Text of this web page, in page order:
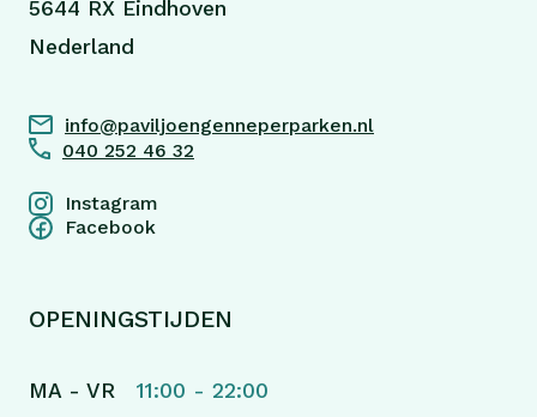
5644 RX Eindhoven
Nederland
info@paviljoengenneperparken.nl
040 252 46 32
Instagram
Facebook
OPENINGSTIJDEN
MA - VR
11:00 - 22:00